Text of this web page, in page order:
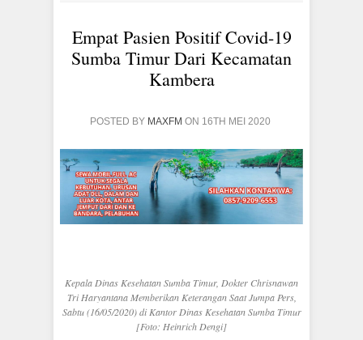
Empat Pasien Positif Covid-19
Sumba Timur Dari Kecamatan
Kambera
POSTED BY MAXFM ON 16TH MEI 2020
Kepala Dinas Kesehatan Sumba Timur, Dokter Chrisnawan
Tri Haryantana Memberikan Keterangan Saat Jumpa Pers,
Sabtu (16/05/2020) di Kantor Dinas Kesehatan Sumba Timur
[Foto: Heinrich Dengi]